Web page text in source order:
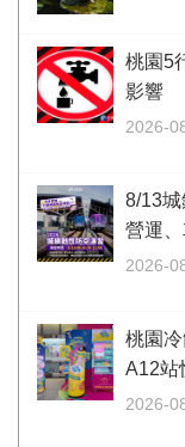
桃園5
影響
2026-
8/13
營運
2026-
桃園
A12站
2026-